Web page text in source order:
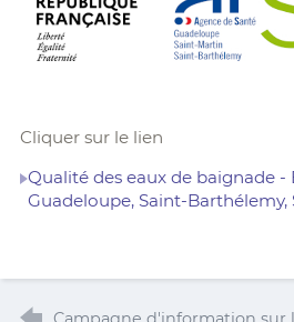
Cliquer sur le lien
Qualité des eaux de baignade -
Guadeloupe, Saint-